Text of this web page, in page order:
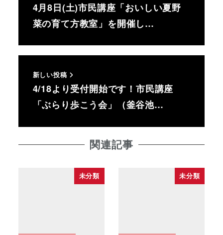
4月8日(土)市民講座「おいしい夏野
菜の育て方教室」を開催し…
新しい投稿
4/18より受付開始です！市民講座
「ぶらり歩こう会」（釜谷池…
関連記事
未分類 未分類